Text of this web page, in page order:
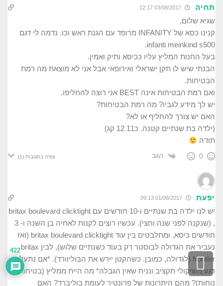
תחיה
שגיא שלום,
קנינו כסא של INFANITY מרופד עם הגנת ראש וכו. נדמה לי דגם
infanti meinkind s500.
בעל החנות המליץ עליו ככיסא ותיק ואמין.
הבנתי שיש לו תקן ישראלי ואירופאי אבל אני לא מוצאת מה רמת
הבטיחות.
ואם רמת הבטיחות אינה BEST אני רוצה להחליפו.
יש לך מידע לגביו? מה רמת הבטיחות?
האם יש צורך להחליף או לא?
(ילדה בת שנתיים קטנה. כ11 12 קג)
תודה
0 הגב צפיה בתגובות (1)
יפעת
יש לנו ילדה בת שנתיים ו-10 חודשים עם britax boulevard clicktight
, (שנקנה לפני שנה וחצי). עכשיו רוצים לקנות לאחיה בן השנה ו- 3
חודשים כיסא, ומתלבטים בין עוד britax boulevard clicktight (ואז
נעביר את הגדולה לבוסטר רק בעוד כשנתיים שלוש), לבין britax
frontier (לגדולה, כמובן. כשהקטן יירש את הבוליוורד). *אם נתעלם
רגע משיקולי תקציב ונניח שאין הגבלה* מה היית ממליץ (בטיחות,
נוחות)? מהם היתרונות של פרונטיר לעומת בוליברד? האם
גלילה
לראש
422